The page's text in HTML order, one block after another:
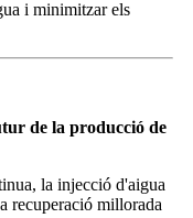
i minimitzar els
de la producció de
la injecció d'aigua
recuperació millorada